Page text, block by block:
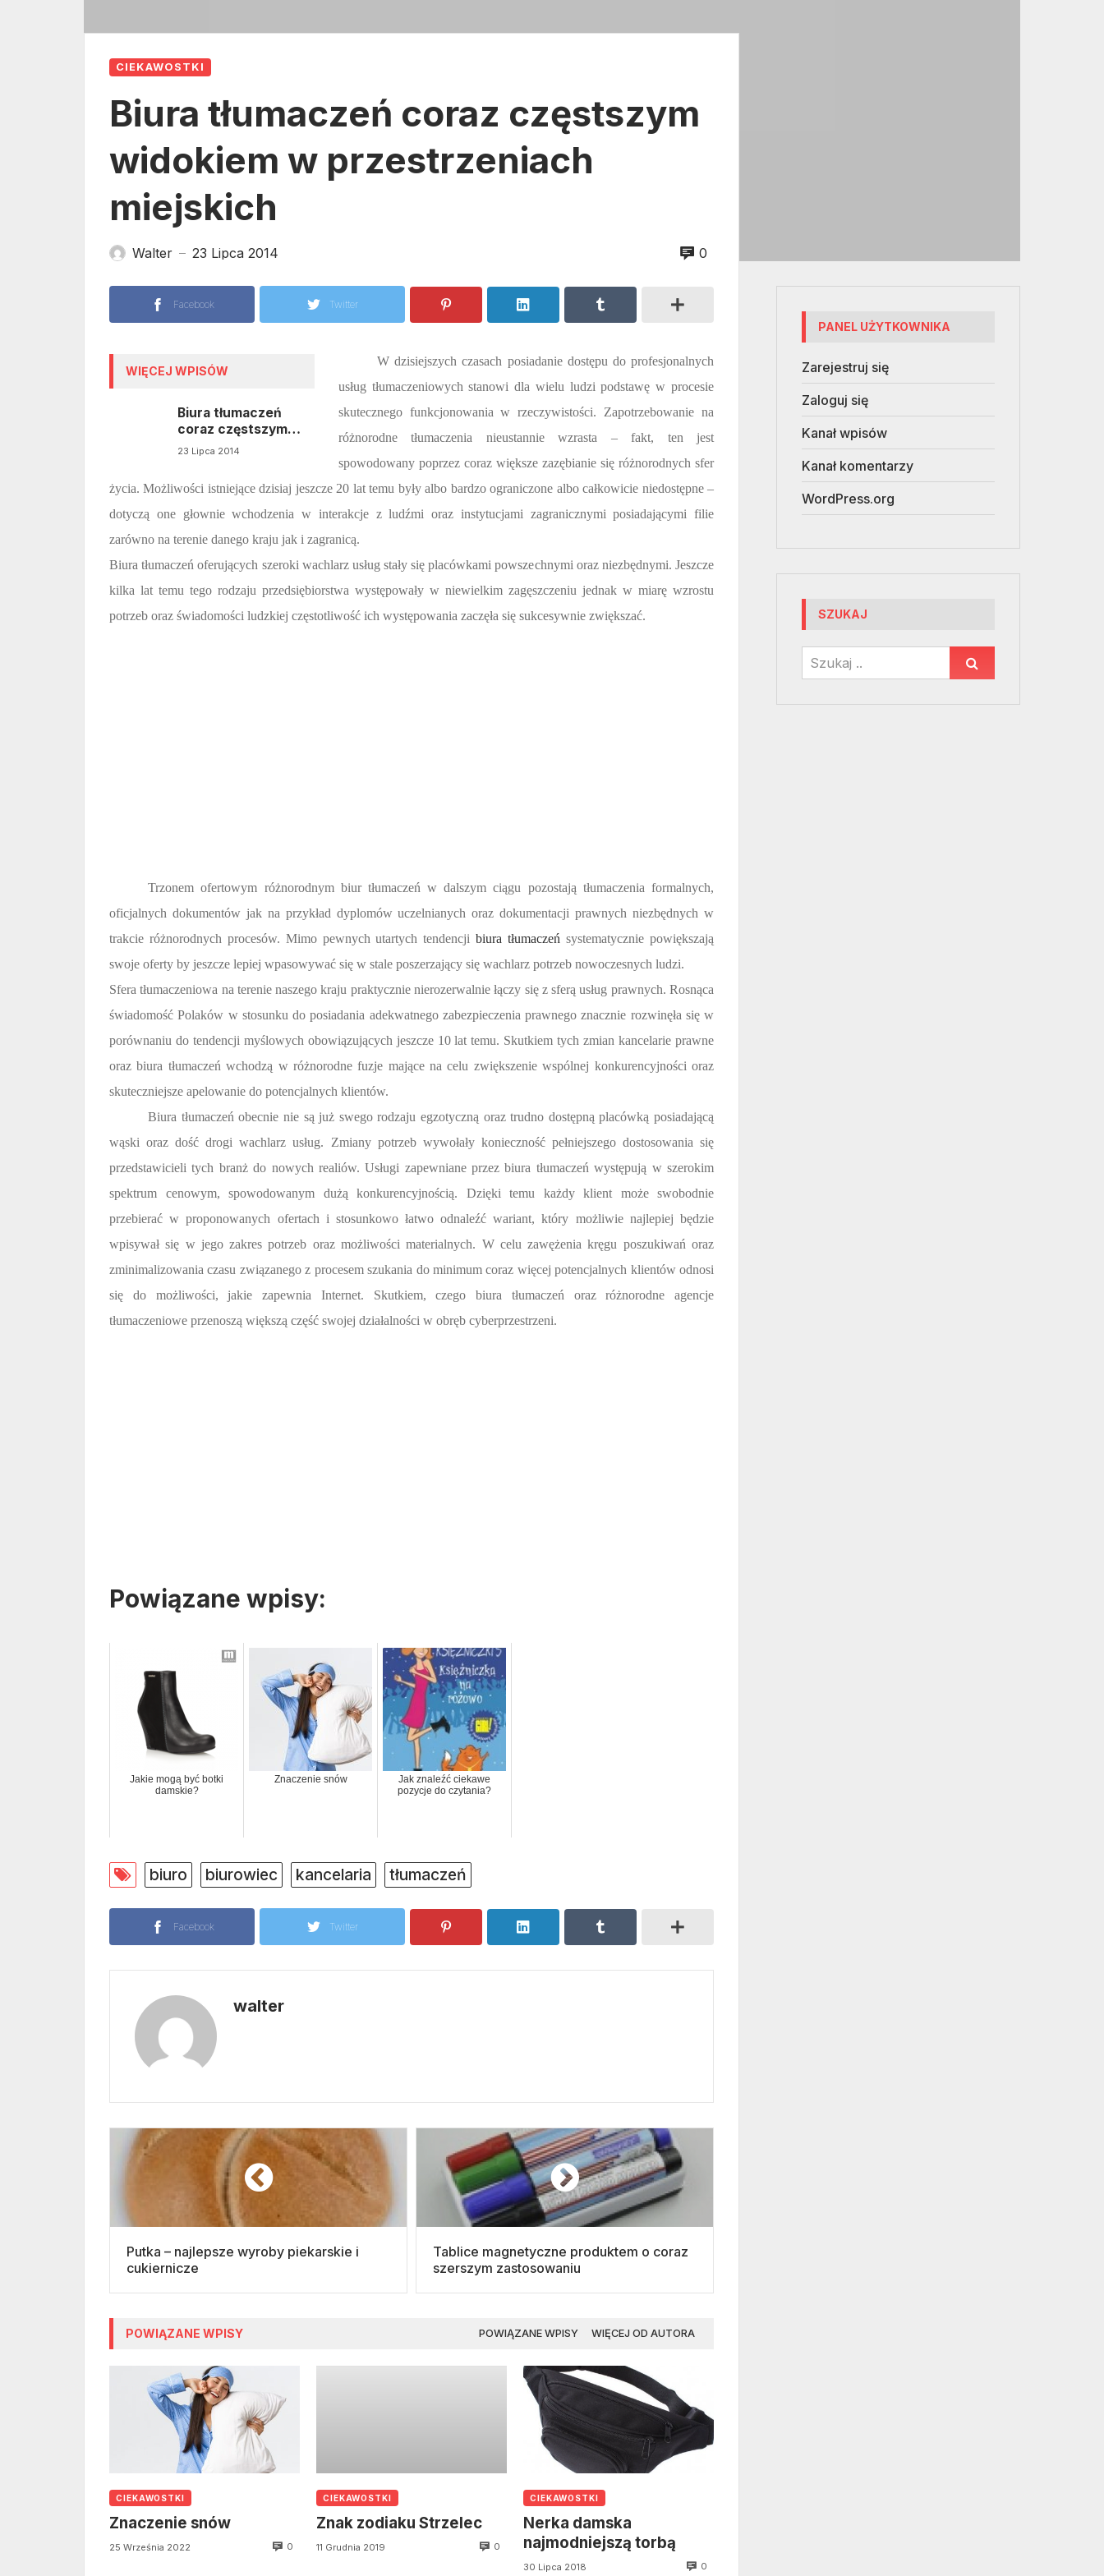
CIEKAWOSTKI
Biura tłumaczeń coraz częstszym
widokiem w przestrzeniach
miejskich
Walter — 23 Lipca 2014 0
Facebook Twitter
WIĘCEJ WPISÓW
Biura tłumaczeń
coraz częstszym
widokiem w
23 Lipca 2014
W dzisiejszych czasach posiadanie dostępu do profesjonalnych
usług tłumaczeniowych stanowi dla wielu ludzi podstawę w procesie
skutecznego funkcjonowania w rzeczywistości. Zapotrzebowanie na
różnorodne tłumaczenia nieustannie wzrasta – fakt, ten jest
spowodowany poprzez coraz większe zazębianie się różnorodnych sfer
życia. Możliwości istniejące dzisiaj jeszcze 20 lat temu były albo bardzo ograniczone albo całkowicie niedostępne –
dotyczą one głownie wchodzenia w interakcje z ludźmi oraz instytucjami zagranicznymi posiadającymi filie
zarówno na terenie danego kraju jak i zagranicą.
Biura tłumaczeń oferujących szeroki wachlarz usług stały się placówkami powszechnymi oraz niezbędnymi. Jeszcze
kilka lat temu tego rodzaju przedsiębiorstwa występowały w niewielkim zagęszczeniu jednak w miarę wzrostu
potrzeb oraz świadomości ludzkiej częstotliwość ich występowania zaczęła się sukcesywnie zwiększać.
Trzonem ofertowym różnorodnym biur tłumaczeń w dalszym ciągu pozostają tłumaczenia formalnych,
oficjalnych dokumentów jak na przykład dyplomów uczelnianych oraz dokumentacji prawnych niezbędnych w
trakcie różnorodnych procesów. Mimo pewnych utartych tendencjibiura tłumaczeń systematycznie powiększają
swoje oferty by jeszcze lepiej wpasowywać się w stale poszerzający się wachlarz potrzeb nowoczesnych ludzi.
Sfera tłumaczeniowa na terenie naszego kraju praktycznie nierozerwalnie łączy się z sferą usług prawnych. Rosnąca
świadomość Polaków w stosunku do posiadania adekwatnego zabezpieczenia prawnego znacznie rozwinęła się w
porównaniu do tendencji myślowych obowiązujących jeszcze 10 lat temu. Skutkiem tych zmian kancelarie prawne
oraz biura tłumaczeń wchodzą w różnorodne fuzje mające na celu zwiększenie wspólnej konkurencyjności oraz
skuteczniejsze apelowanie do potencjalnych klientów.
Biura tłumaczeń obecnie nie są już swego rodzaju egzotyczną oraz trudno dostępną placówką posiadającą
wąski oraz dość drogi wachlarz usług. Zmiany potrzeb wywołały konieczność pełniejszego dostosowania się
przedstawicieli tych branż do nowych realiów. Usługi zapewniane przez biura tłumaczeń występują w szerokim
spektrum cenowym, spowodowanym dużą konkurencyjnością. Dzięki temu każdy klient może swobodnie
przebierać w proponowanych ofertach i stosunkowo łatwo odnaleźć wariant, który możliwie najlepiej będzie
wpisywał się w jego zakres potrzeb oraz możliwości materialnych. W celu zawężenia kręgu poszukiwań oraz
zminimalizowania czasu związanego z procesem szukania do minimum coraz więcej potencjalnych klientów odnosi
się do możliwości, jakie zapewnia Internet. Skutkiem, czego biura tłumaczeń oraz różnorodne agencje
tłumaczeniowe przenoszą większą część swojej działalności w obręb cyberprzestrzeni.
Powiązane wpisy:
Jakie mogą być botki
damskie?
Znaczenie snów
Jak znaleźć ciekawe
pozycje do czytania?
biuro biurowiec kancelaria tłumaczeń
Facebook Twitter
walter
Putka – najlepsze wyroby piekarskie i
cukiernicze
Tablice magnetyczne produktem o coraz
szerszym zastosowaniu
POWIĄZANE WPISY POWIĄZANE WPISY WIĘCEJ OD AUTORA
CIEKAWOSTKI
Znaczenie snów
25 Września 2022 0
CIEKAWOSTKI
Znak zodiaku Strzelec
11 Grudnia 2019 0
CIEKAWOSTKI
Nerka damska
najmodniejszą torbą
30 Lipca 2018 0
PANEL UŻYTKOWNIKA
Zarejestruj się
Zaloguj się
Kanał wpisów
Kanał komentarzy
WordPress.org
SZUKAJ